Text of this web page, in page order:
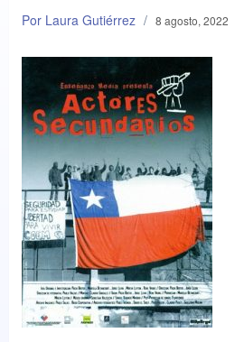
Por Laura Gutiérrez / 8 agosto, 2022